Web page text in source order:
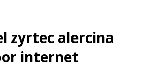
zyrtec alercina
internet